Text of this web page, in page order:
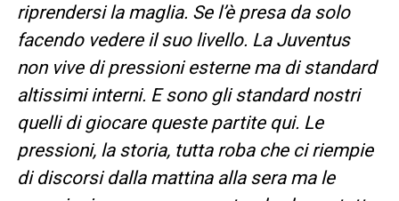
riprendersi la maglia. Se l’è presa da solo
facendo vedere il suo livello. La Juventus
non vive di pressioni esterne ma di standard
altissimi interni. E sono gli standard nostri
quelli di giocare queste partite qui. Le
pressioni, la storia, tutta roba che ci riempie
di discorsi dalla mattina alla sera ma le